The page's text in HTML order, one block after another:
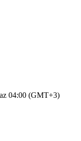
04:00 (GMT+3)